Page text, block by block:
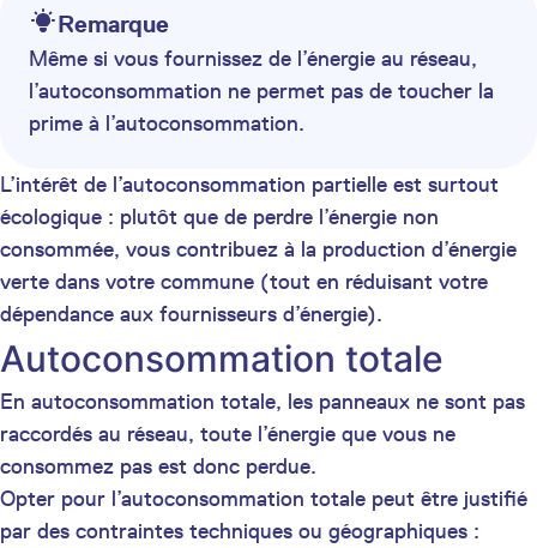
Remarque
Même si vous fournissez de l’énergie au réseau,
l’autoconsommation ne permet pas de toucher la
prime à l’autoconsommation.
L’intérêt de l’autoconsommation partielle est surtout
écologique : plutôt que de perdre l’énergie non
consommée, vous contribuez à la production d’énergie
verte dans votre commune (tout en réduisant votre
dépendance aux fournisseurs d’énergie).
Autoconsommation totale
En autoconsommation totale, les panneaux ne sont pas
raccordés au réseau, toute l’énergie que vous ne
consommez pas est donc perdue.
Opter pour l’autoconsommation totale peut être justifié
par des contraintes techniques ou géographiques :